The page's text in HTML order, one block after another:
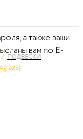
/ ПОДВЕСКИ
925)
а также ваши
вам по E-